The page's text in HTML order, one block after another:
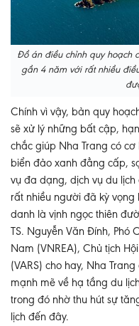
Đồ án điều chỉnh quy hoạch
gần 4 năm với rất nhiều
Chính vì vậy, bản quy
sẽ xử lý những bất cập,
chắc giúp Nha Trang có
biển đảo xanh đẳng cấp,
vụ đa dạng, dịch vụ du
rất nhiều người đã kỳ vọng
danh là vịnh ngọc thiên
TS. Nguyễn Văn Đính, Phó
Nam (VNREA), Chủ tịch
(VARS) cho hay, Nha
mạnh mẽ về hạ tầng du
trong đó nhờ thu hút sự
lịch đến đây.